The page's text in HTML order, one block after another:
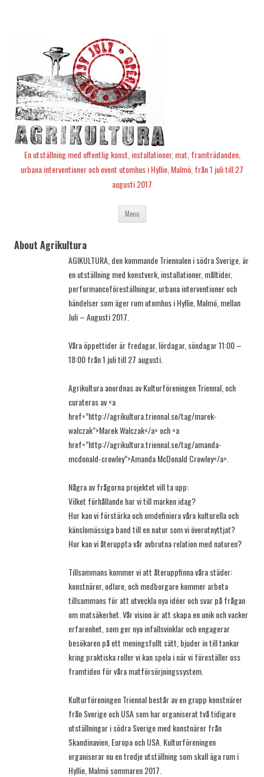
En utställning med offentlig konst, installationer, mat, framträdanden,
urbana interventioner och event utomhus i Hyllie, Malmö, från 1 juli till 27
augusti 2017
Menu Skip
content
About Agrikultura
AGIKULTURA, den kommande Triennalen i södra Sverige, är
en utställning med konstverk, installationer, måltider,
performanceföreställningar, urbana interventioner och
händelser som äger rum utomhus i Hyllie, Malmö, mellan
Juli – Augusti 2017.
Våra öppettider är fredagar, lördagar, söndagar 11:00 –
18:00 från 1 juli till 27 augusti.
Agrikultura anordnas av Kulturföreningen Triennal, och
curateras av <a
href=”http://agrikultura.triennal.se/tag/marek-
walczak”>Marek Walczak</a> och <a
href=”http://agrikultura.triennal.se/tag/amanda-
mcdonald-crowley”>Amanda McDonald Crowley</a>.
Några av frågorna projektet vill ta upp:
Vilket förhållande har vi till marken idag?
Hur kan vi förstärka och omdefiniera våra kulturella och
känslomässiga band till en natur som vi överutnyttjat?
Hur kan vi återuppta vår avbrutna relation med naturen?
Tillsammans kommer vi att återuppfinna våra städer:
konstnärer, odlare, och medborgare kommer arbeta
tillsammans för att utveckla nya idéer och svar på frågan
om matsäkerhet. Vår vision är att skapa en unik och vacker
erfarenhet, som ger nya infallsvinklar och engagerar
besökaren på ett meningsfullt sätt, bjuder in till tankar
kring praktiska roller vi kan spela i när vi föreställer oss
framtiden för våra matförsörjningssystem.
Kulturföreningen Triennal består av en grupp konstnärer
från Sverige och USA som har organiserat två tidigare
utställningar i södra Sverige med konstnärer från
Skandinavien, Europa och USA. Kulturföreningen
organiserar nu en tredje utställning som skall äga rum i
Hyllie, Malmö sommaren 2017.